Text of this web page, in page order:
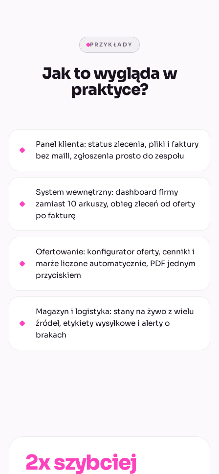
PRZYKŁADY
Jak to wygląda w
praktyce?
Panel klienta: status zlecenia, pliki i faktury
bez maili, zgłoszenia prosto do zespołu
System wewnętrzny: dashboard firmy
zamiast 10 arkuszy, obieg zleceń od oferty
po fakturę
Ofertowanie: konfigurator oferty, cenniki i
marże liczone automatycznie, PDF jednym
przyciskiem
Magazyn i logistyka: stany na żywo z wielu
źródeł, etykiety wysyłkowe i alerty o
brakach
2x szybciej